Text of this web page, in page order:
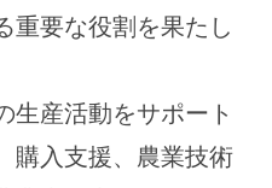
重要な役割を果たし
生産活動をサポート
購入支援、農業技術